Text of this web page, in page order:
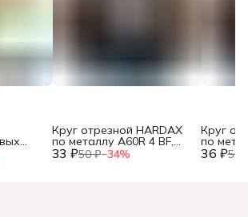
33 ₽50 ₽−34%
Круг отрезной HARDAX
по металлу A60R 4 BF,
125 х 1,2 х 22 мм, (шт.) 36 ₽55
Круг
по
125 х